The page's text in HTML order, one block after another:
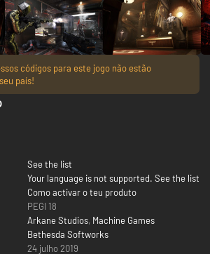
códigos para este jogo não estão
país!
See the list
Your language is not supported. See the list
Como activar o teu produto
PEGI 18
Arkane Studios, Machine Games
Bethesda Softworks
24 julho 2019